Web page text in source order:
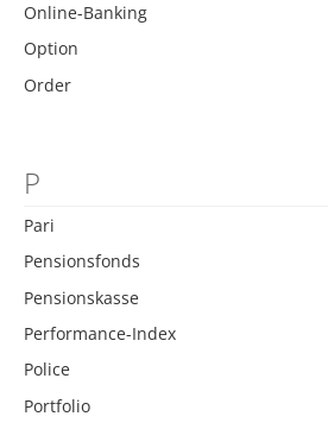
Online-Banking
Option
Order
P
Pari
Pensionsfonds
Pensionskasse
Performance-Index
Police
Portfolio